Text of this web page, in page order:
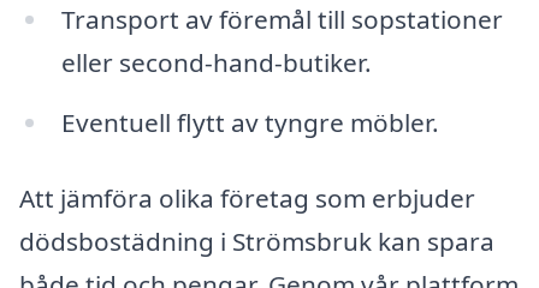
Transport av föremål till sopstationer
eller second-hand-butiker.
Eventuell flytt av tyngre möbler.
Att jämföra olika företag som erbjuder
dödsbostädning i Strömsbruk kan spara